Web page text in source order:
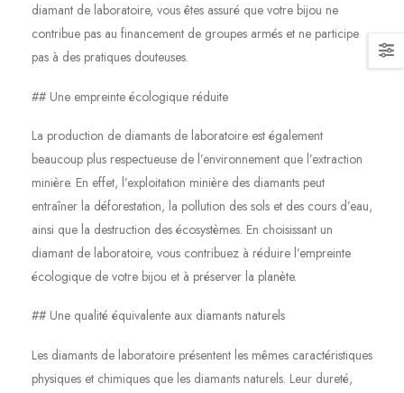
diamant de laboratoire, vous êtes assuré que votre bijou ne
contribue pas au financement de groupes armés et ne participe
pas à des pratiques douteuses.
## Une empreinte écologique réduite
La production de diamants de laboratoire est également
beaucoup plus respectueuse de l’environnement que l’extraction
minière. En effet, l’exploitation minière des diamants peut
entraîner la déforestation, la pollution des sols et des cours d’eau,
ainsi que la destruction des écosystèmes. En choisissant un
diamant de laboratoire, vous contribuez à réduire l’empreinte
écologique de votre bijou et à préserver la planète.
## Une qualité équivalente aux diamants naturels
Les diamants de laboratoire présentent les mêmes caractéristiques
physiques et chimiques que les diamants naturels. Leur dureté,